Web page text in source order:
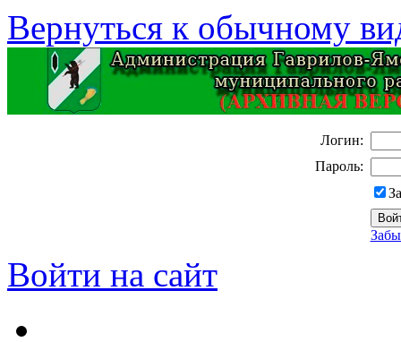
Вернуться к обычному
Логин:
Пароль:
Войти на сайт